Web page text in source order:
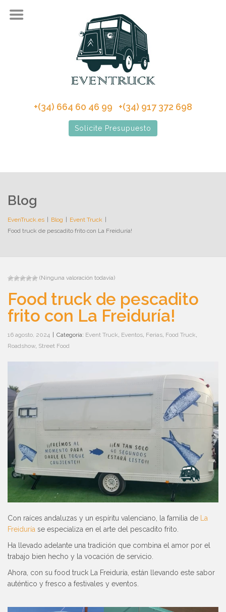
+(34) 664 60 46 99 +(34) 917 372 698
Solicite Presupuesto
Blog
EvenTruck.es Blog
Event Truck
Food truck de pescadito frito con La Freiduría!
(Ninguna valoración todavía)
Food truck de pescadito
frito con La Freiduría!
16 agosto, 2024 Categoría: Event Truck, Eventos, Ferias, Food Truck,
Roadshow, Street Food
Con raíces andaluzas y un espíritu valenciano, la familia de
La
Freiduría se especializa en el arte del pescadito frito.
Ha llevado adelante una tradición que combina el amor por el
trabajo bien hecho y la vocación de servicio.
Ahora, con su food truck La Freiduría, están llevando este sabor
auténtico y fresco a festivales y eventos.